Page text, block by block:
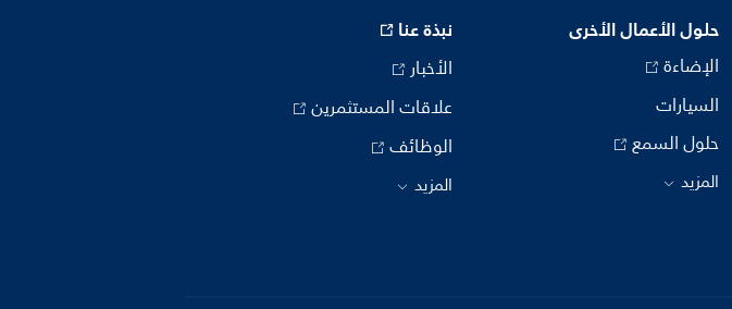
حلول الأعمال الأخرى
الإضاءة
السيارات
حلول السمع
المزيد
نبذة عنا
الأخبار
علاقات المستثمرين
الوظائف
المزيد